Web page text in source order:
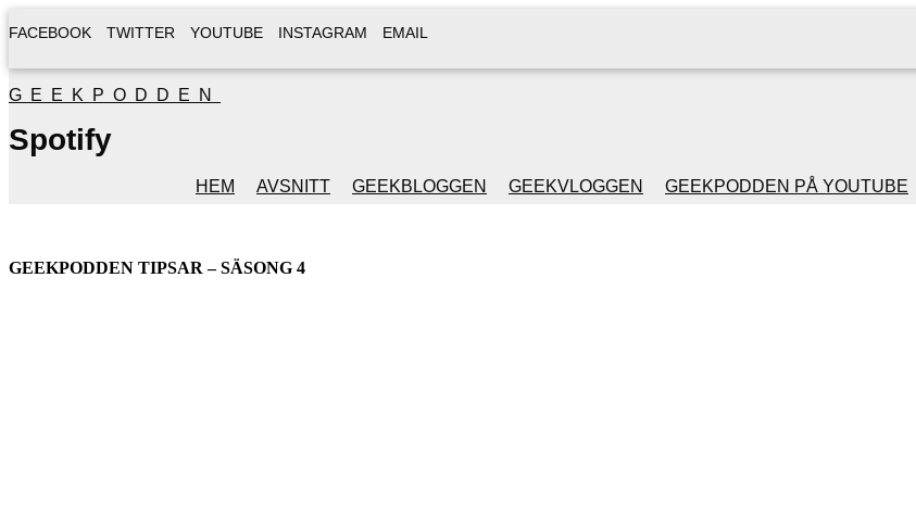
FACEBOOK TWITTER YOUTUBE INSTAGRAM EMAIL
GEEKPODDEN
HEM AVSNITT GEEKBLOGGEN GEEKVLOGGEN GEEKPODDEN PÅ YOUTUBE
Spotify
GEEKPODDEN TIPSAR – SÄSONG 4